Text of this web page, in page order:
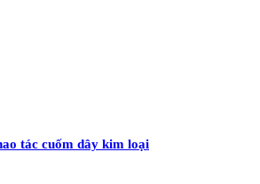
tác cuốm dây kim loại